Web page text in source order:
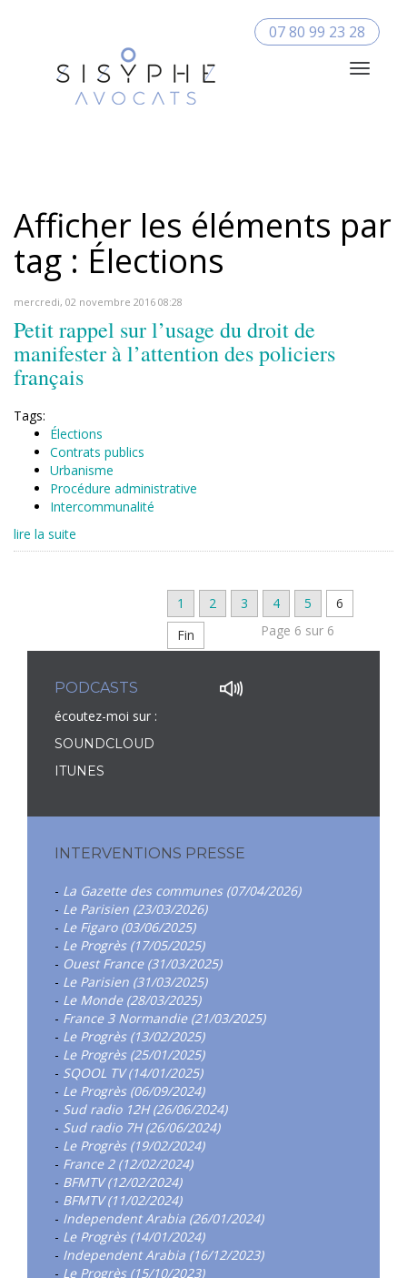
07 80 99 23 28
Toggle
Afficher les éléments par
tag : Élections
mercredi, 02 novembre 2016 08:28
Petit rappel sur l’usage du droit de
manifester à l’attention des policiers
français
Tags:
Élections
Contrats publics
Urbanisme
Procédure administrative
Intercommunalité
lire la suite
1 2 3 4 5
6
Fin
Page 6 sur 6
PODCASTS
écoutez-moi sur :
SOUNDCLOUD
ITUNES
INTERVENTIONS PRESSE
- La Gazette des communes (07/04/2026)
- Le Parisien (23/03/2026)
- Le Figaro (03/06/2025)
- Le Progrès (17/05/2025)
- Ouest France (31/03/2025)
- Le Parisien (31/03/2025)
- Le Monde (28/03/2025)
- France 3 Normandie (21/03/2025)
- Le Progrès (13/02/2025)
- Le Progrès (25/01/2025)
- SQOOL TV (14/01/2025)
- Le Progrès (06/09/2024)
- Sud radio 12H (26/06/2024)
- Sud radio 7H (26/06/2024)
- Le Progrès (19/02/2024)
- France 2 (12/02/2024)
- BFMTV (12/02/2024)
- BFMTV (11/02/2024)
- Independent Arabia (26/01/2024)
- Le Progrès (14/01/2024)
- Independent Arabia (16/12/2023)
- Le Progrès (15/10/2023)